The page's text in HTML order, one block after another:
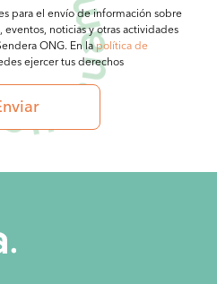
para el envío de información sobre
eventos, noticias y otras actividades
ONG. En lapolítica de
ejercer tus derechos